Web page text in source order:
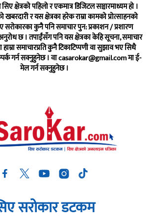
क्षेत्रको पहिलो र एकमात्र डिजिटल सञ्चारमाध्यम हो ।
खबरदारी र यस क्षेत्रका हरेक राम्रा कामको प्रोत्साहनको
सरोकारका कुनै पनि समाचार पुन: प्रकाशन / प्रशारण
छ । तपाईंसँग पनि यस क्षेत्रका केहि सूचना, समाचार
समाचारप्रति कुनै टिकाटिप्पणी वा सुझाव भए सिधै
गर्न सक्नुहुनेछ । वाcasarokar@gmail.comमा ई-
मेल गर्न सक्नुहुनेछ ।
सरोकार डटकम